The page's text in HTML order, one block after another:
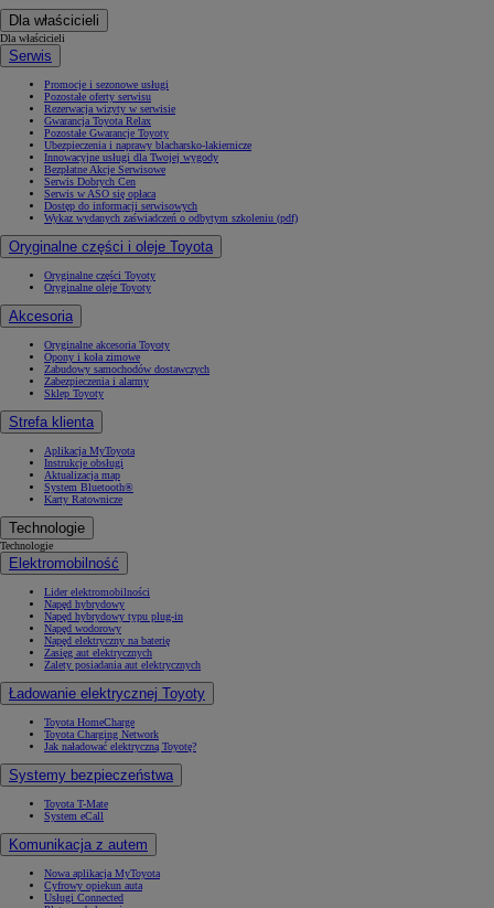
Dla właścicieli
Dla właścicieli
Serwis
Promocje i sezonowe usługi
Pozostałe oferty serwisu
Rezerwacja wizyty w serwisie
Gwarancja Toyota Relax
Pozostałe Gwarancje Toyoty
Ubezpieczenia i naprawy blacharsko-lakiernicze
Innowacyjne usługi dla Twojej wygody
Bezpłatne Akcje Serwisowe
Serwis Dobrych Cen
Serwis w ASO się opłaca
Dostęp do informacji serwisowych
Wykaz wydanych zaświadczeń o odbytym szkoleniu (pdf)
Oryginalne części i oleje Toyota
Oryginalne części Toyoty
Oryginalne oleje Toyoty
Akcesoria
Oryginalne akcesoria Toyoty
Opony i koła zimowe
Zabudowy samochodów dostawczych
Zabezpieczenia i alarmy
Sklep Toyoty
Strefa klienta
Aplikacja MyToyota
Instrukcje obsługi
Aktualizacja map
System Bluetooth®
Karty Ratownicze
Technologie
Technologie
Elektromobilność
Lider elektromobilności
Napęd hybrydowy
Napęd hybrydowy typu plug-in
Napęd wodorowy
Napęd elektryczny na baterię
Zasięg aut elektrycznych
Zalety posiadania aut elektrycznych
Ładowanie elektrycznej Toyoty
Toyota HomeCharge
Toyota Charging Network
Jak naładować elektryczną Toyotę?
Systemy bezpieczeństwa
Toyota T-Mate
System eCall
Komunikacja z autem
Nowa aplikacja MyToyota
Cyfrowy opiekun auta
Usługi Connected